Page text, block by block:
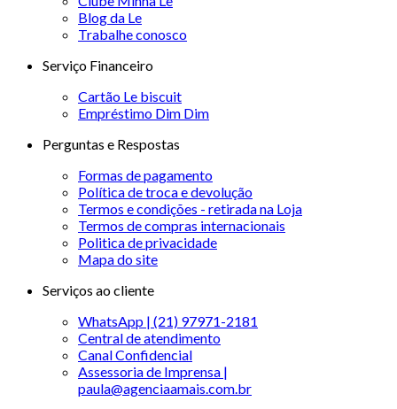
Blog da Le
Trabalhe conosco
Serviço Financeiro
Cartão Le biscuit
Empréstimo Dim Dim
Perguntas e Respostas
Formas de pagamento
Política de troca e devolução
Termos e condições - retirada na Loja
Termos de compras internacionais
Politica de privacidade
Mapa do site
Serviços ao cliente
WhatsApp | (21) 97971-2181
Central de atendimento
Canal Confidencial
Assessoria de Imprensa |
paula@agenciaamais.com.br